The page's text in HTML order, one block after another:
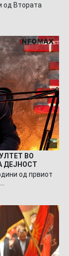
од Втората
ВО
ДЕЈНОСТ
од првиот